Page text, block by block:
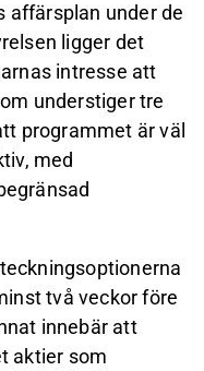
affärsplan under de
ligger det
intresse att
understiger tre
programmet är väl
med
två veckor före
innebär att
aktier som